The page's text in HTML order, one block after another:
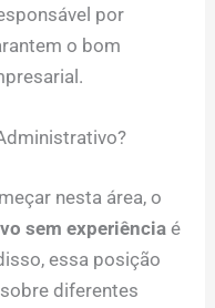
por
o bom
nesta área, o
sem experiência é
essa posição
diferentes